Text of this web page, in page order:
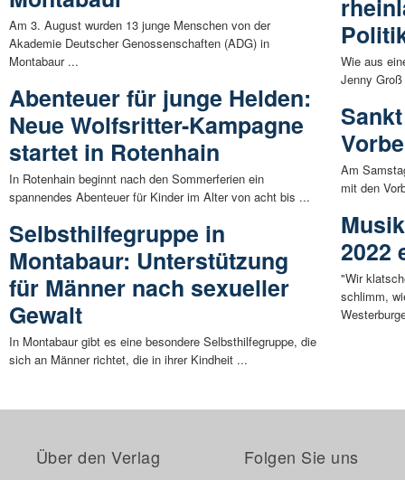
Am 3. August wurden 13 junge Menschen von der
Akademie Deutscher Genossenschaften (ADG) in
Montabaur ...
Abenteuer für junge Helden:
Neue Wolfsritter-Kampagne
startet in Rotenhain
In Rotenhain beginnt nach den Sommerferien ein
spannendes Abenteuer für Kinder im Alter von acht bis ...
Selbsthilfegruppe in
Montabaur: Unterstützung
für Männer nach sexueller
Gewalt
In Montabaur gibt es eine besondere Selbsthilfegruppe, die
sich an Männer richtet, die in ihrer Kindheit ...
Wie aus
Jenny
Am
mit den
2022
"Wir
schlimm,
Über den Verlag Folgen Sie uns